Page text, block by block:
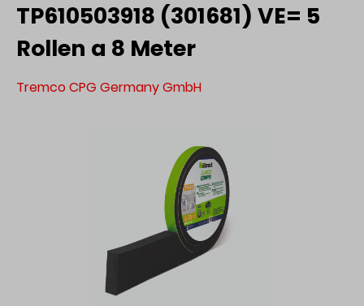
TP610503918 (301681) VE= 5
Rollen a 8 Meter
Tremco CPG Germany GmbH